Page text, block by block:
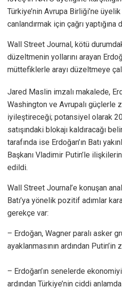
Türkiye’nin Avrupa Birliği’ne
canlandırmak için çağrı yaptığına
Wall Street Journal, kötü
düzeltmenin yollarını arayan
müttefiklerle arayı düzeltmeye
Jared Maslin imzalı makalede,
Washington ve Avrupalı güçlerle
iyileştireceği; potansiyel olarak
satışındaki blokajı kaldıracağı
tarafında ise Erdoğan’ın Batı
Başkanı Vladimir Putin’le
edildi.
Wall Street Journal’e konuşan
Batı’ya yönelik pozitif adımlar
gerekçe var:
– Erdoğan, Wagner paralı asker
ayaklanmasının ardından Putin’in
– Erdoğan’ın senelerde
ardından Türkiye’nin ciddi